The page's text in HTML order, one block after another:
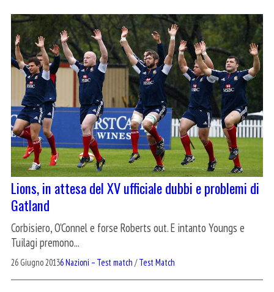
Lions, in attesa del XV ufficiale dubbi e problemi di
Gatland
Corbisiero, O'Connel e forse Roberts out. E intanto Youngs e
Tuilagi premono...
26 Giugno 20136 Nazioni – Test match /Test Match